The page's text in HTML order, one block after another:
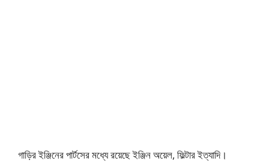
গাড়ির ইঞ্জিনের পার্টসের মধ্যে রয়েছে ইঞ্জিন অয়েল, ফিল্টার ইত্যাদি।